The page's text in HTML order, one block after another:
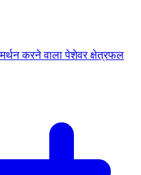
करने वाला पेशेवर क्षेत्रफल